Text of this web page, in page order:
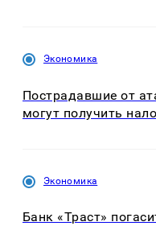
Экономика
Пострадавшие от
могут получить
Экономика
Банк «Траст»